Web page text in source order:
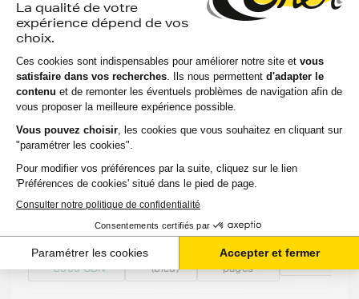
Toner CANON 718C (2661B002) - CYAN (bleu)
- Format Standard
EXPÉDITION : 6 À 15 JOURS
Compatible
CANON MF
8330 CDN
Option
(bleu)
Capacité
2900
pages
: